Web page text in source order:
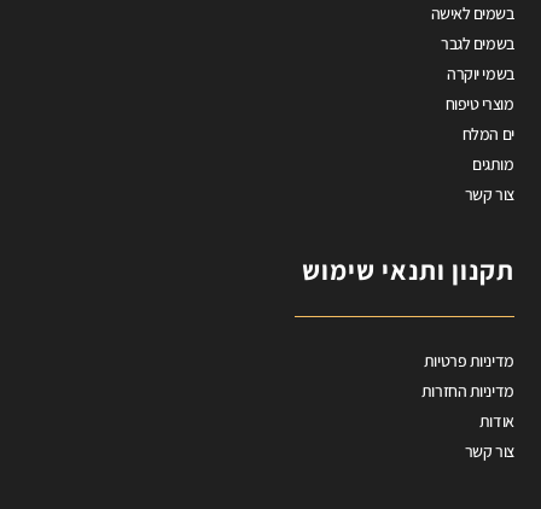
בשמים לאישה
בשמים לגבר
בשמי יוקרה
מוצרי טיפוח
ים המלח
מותגים
צור קשר
תקנון ותנאי שימוש
מדיניות פרטיות
מדיניות החזרות
אודות
צור קשר